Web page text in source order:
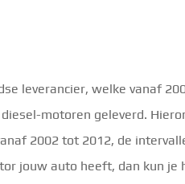
leverancier, welke vanaf
motoren geleverd.
2002 tot 2012, de
jouw auto heeft, dan kun je